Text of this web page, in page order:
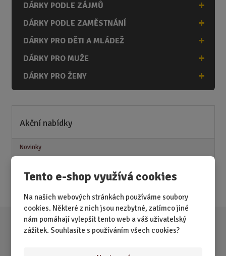
Tento e-shop využívá cookies
Na našich webových stránkách používáme soubory
cookies. Některé z nich jsou nezbytné, zatímco jiné
nám pomáhají vylepšit tento web a váš uživatelský
zážitek. Souhlasíte s používáním všech cookies?
DÁRKY PODLE ZÁJMŮ
DÁRKY PODLE ZAMĚSTNÁNÍ
DÁRKY PRO DĚTI A MLÁDEŽ
DÁRKY PRO MUŽE
DÁRKY PRO ŽENY
Akční nabídky
Novinky
Akce